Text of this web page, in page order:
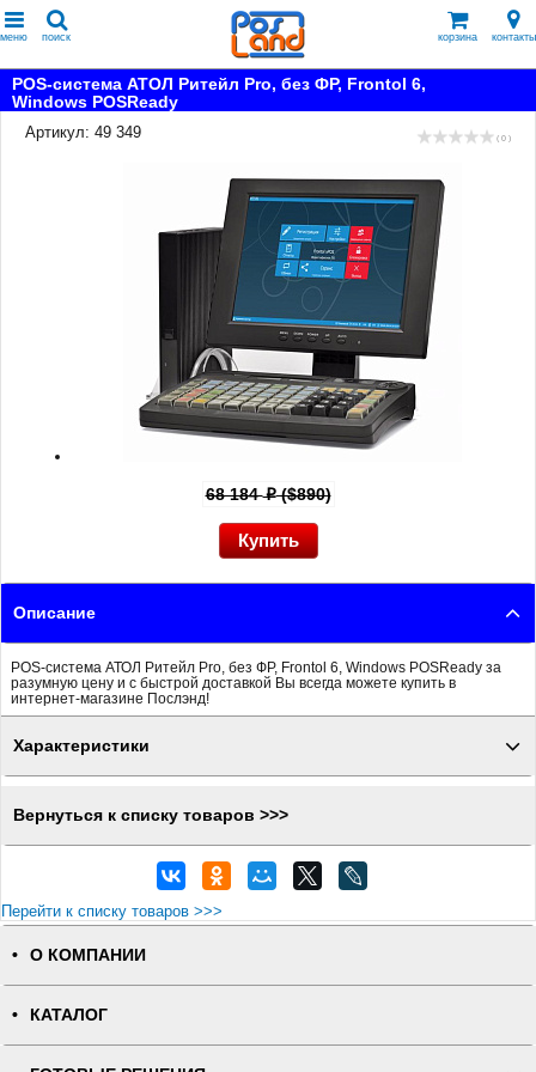
меню поиск корзина контакты
POS-система АТОЛ Ритейл Pro, без ФР, Frontol 6,
Windows POSReady
Артикул: 49 349
( 0 )
68 184p($890)
Описание
POS-система АТОЛ Ритейл Pro, без ФР, Frontol 6, Windows POSReady за
разумную цену и с быстрой доставкой Вы всегда можете купить в
интернет-магазине Послэнд!
Характеристики
Вернуться к списку товаров >>>
Перейти к списку товаров >>>
О КОМПАНИИ
КАТАЛОГ